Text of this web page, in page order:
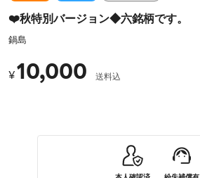
❤️秋特別バージョン◆六銘柄です。
鍋島
¥10,000 送料込